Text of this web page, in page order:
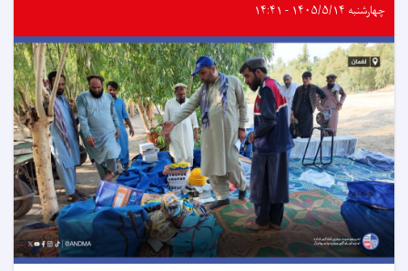
چهارشنبه ۱۴۰۵/۵/۱۴ - ۱۴:۴۱